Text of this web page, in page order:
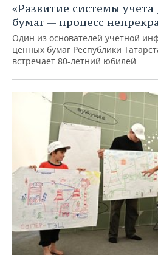
«Развитие системы
бумаг — процесс
Один из основателей учетной
ценных бумаг Республики
встречает 80-летний юбилей